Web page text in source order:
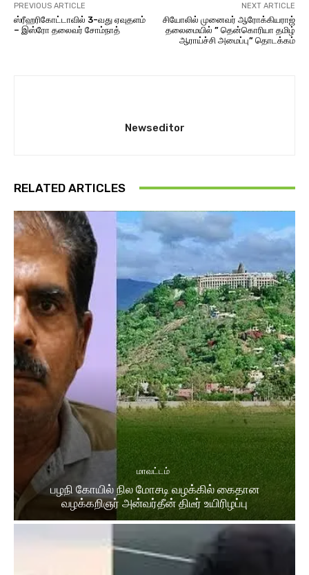
PREVIOUS ARTICLE
ஸ்ரீஹரிகோட்டாவில் 3-வது ஏவுதளம்
– இஸ்ரோ தலைவர் சோம்நாத்
NEXT ARTICLE
சியோலில் முனைவர் ஆரோக்கியராஜ்
தலைமையில் ” தென்கொரியா தமிழ்
ஆராய்ச்சி அமைப்பு” தொடக்கம்
Newseditor
RELATED ARTICLES
மாவட்டம்
பழநி கோயில் நில மோசடி வழக்கில் கைதான
வழக்கறிஞர் அன்வர்தீன் திடீர் உயிரிழப்பு